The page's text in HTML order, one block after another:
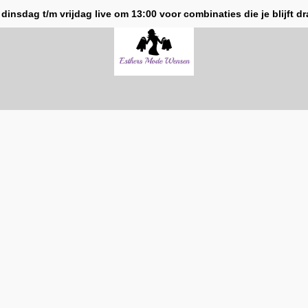
dinsdag t/m vrijdag live om 13:00 voor combinaties die je blijft